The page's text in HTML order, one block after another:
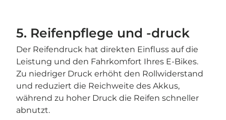
5. Reifenpflege und -druck
Der Reifendruck hat direkten Einfluss auf die
Leistung und den Fahrkomfort Ihres E-Bikes.
Zu niedriger Druck erhöht den Rollwiderstand
und reduziert die Reichweite des Akkus,
während zu hoher Druck die Reifen schneller
abnutzt.